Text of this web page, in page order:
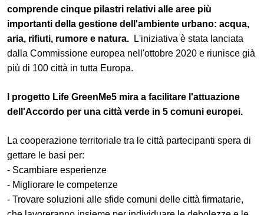
comprende cinque pilastri relativi alle aree più
importanti della gestione dell'ambiente urbano: acqua,
aria, rifiuti, rumore e natura.
L'iniziativa è stata lanciata
dalla Commissione europea nell'ottobre 2020 e riunisce già
più di 100 città in tutta Europa.
l progetto Life GreenMe5 mira a facilitare l'attuazione
dell'Accordo per una città verde in 5 comuni europei.
La cooperazione territoriale tra le città partecipanti spera di
gettare le basi per:
- Scambiare esperienze
- Migliorare le competenze
- Trovare soluzioni alle sfide comuni delle città firmatarie,